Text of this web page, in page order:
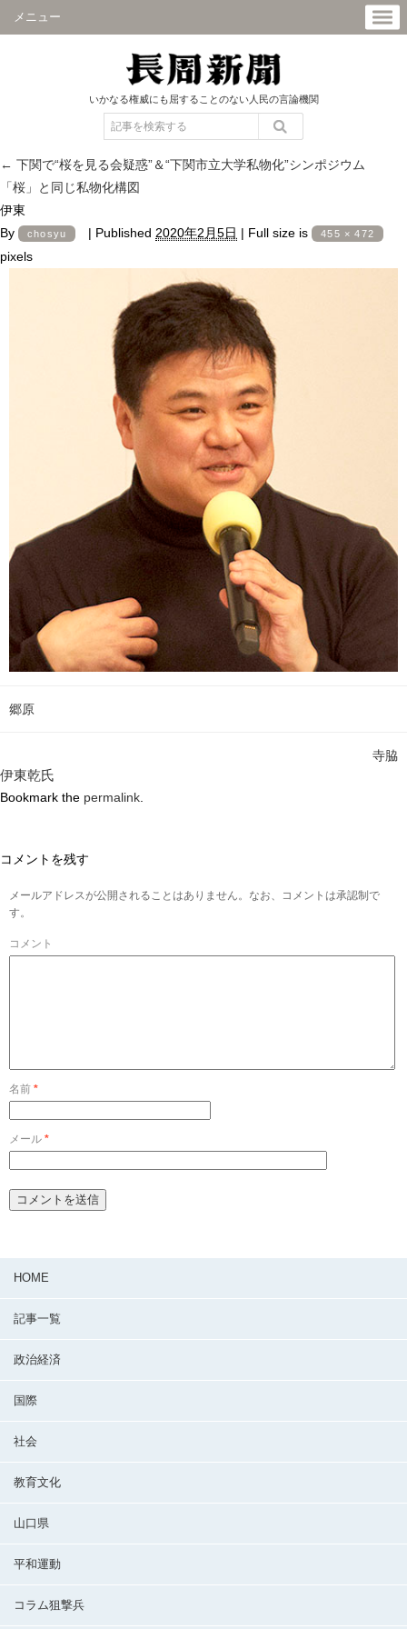
メニュー
いかなる権威にも屈することのない人民の言論機関
← 下関で“桜を見る会疑惑”＆“下関市立大学私物化”シンポジウム
「桜」と同じ私物化構図
伊東
By
chosyu | Published 2020年2月5日 | Full size is 455 × 472
pixels
郷原
寺脇
伊東乾氏
Bookmark the permalink
コメントを残す
メールアドレスが公開されることはありません。なお、コメントは承認制で
す。
コメント
名前 *
メール *
HOME
記事一覧
政治経済
国際
社会
教育文化
山口県
平和運動
コラム狙撃兵